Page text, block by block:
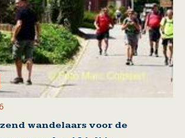
wandelaars voor de